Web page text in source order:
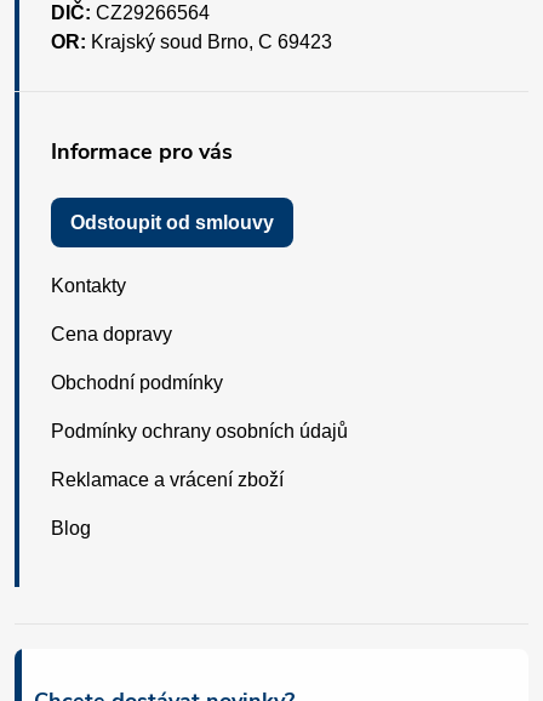
DIČ: CZ29266564
OR: Krajský soud Brno, C 69423
Informace pro vás
Odstoupit od smlouvy
Kontakty
Cena dopravy
Obchodní podmínky
Podmínky ochrany osobních údajů
Reklamace a vrácení zboží
Blog